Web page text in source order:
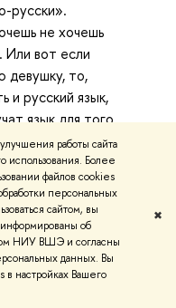
работы сайта
Более
файлов cookies
персональных
сайтом, вы
об
НИУ ВШЭ и согласны
данных. Вы
настройках Вашего
✖
русски».
не хочешь
Или вот если
девушку, то,
и русский язык,
язык для того,
контакт с
Конечно,
языки, но
изоляция, как
поехать куда-то,
понимать тех,
выход за
рамки своей